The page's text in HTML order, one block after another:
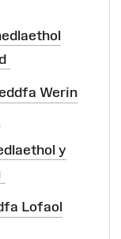
Werin
y
Lofaol